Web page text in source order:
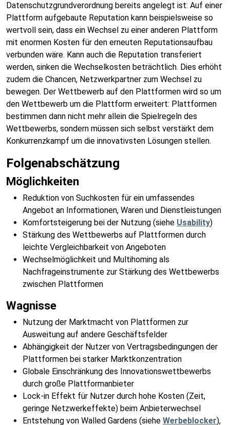
Datenschutzgrundverordnung bereits angelegt ist: Auf einer
Plattform aufgebaute Reputation kann beispielsweise so
wertvoll sein, dass ein Wechsel zu einer anderen Plattform
mit enormen Kosten für den erneuten Reputationsaufbau
verbunden wäre. Kann auch die Reputation transferiert
werden, sinken die Wechselkosten beträchtlich. Dies erhöht
zudem die Chancen, Netzwerkpartner zum Wechsel zu
bewegen. Der Wettbewerb auf den Plattformen wird so um
den Wettbewerb um die Plattform erweitert: Plattformen
bestimmen dann nicht mehr allein die Spielregeln des
Wettbewerbs, sondern müssen sich selbst verstärkt dem
Konkurrenzkampf um die innovativsten Lösungen stellen.
Folgenabschätzung
Möglichkeiten
Reduktion von Suchkosten für ein umfassendes
Angebot an Informationen, Waren und Dienstleistungen
Komfortsteigerung bei der Nutzung (siehe Usability)
Stärkung des Wettbewerbs auf Plattformen durch
leichte Vergleichbarkeit von Angeboten
Wechselmöglichkeit und Multihoming als
Nachfrageinstrumente zur Stärkung des Wettbewerbs
zwischen Plattformen
Wagnisse
Nutzung der Marktmacht von Plattformen zur
Ausweitung auf andere Geschäftsfelder
Abhängigkeit der Nutzer von Vertragsbedingungen der
Plattformen bei starker Marktkonzentration
Globale Einschränkung des Innovationswettbewerbs
durch große Plattformanbieter
Lock-in Effekt für Nutzer durch hohe Kosten (Zeit,
geringe Netzwerkeffekte) beim Anbieterwechsel
Entstehung von Walled Gardens (siehe Werbeblocker),